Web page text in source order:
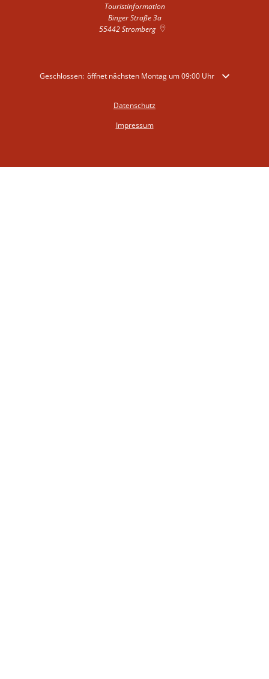
Touristinformation
Binger Straße 3a
55442Stromberg
Klicken, um weitere Öffnungs- oder Schließzeiten auszublenden
Geschlossen: öffnet nächsten Montag um 09:00 Uhr
Datenschutz
Impressum